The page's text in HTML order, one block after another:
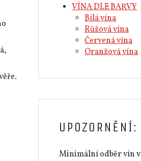
VÍNA DLE BARVY
Bílá vína
Růžová vína
Červená vína
Oranžová vína
UPOZORNĚNÍ:
Minimální odběr vín v